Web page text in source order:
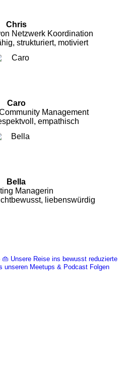
Chris
Netzwerk Koordination
strukturiert, motiviert
Caro
Management
empathisch
Bella
Managerin
liebenswürdig
👜 Unsere Reise ins bewusst reduzierte
unseren Meetups & Podcast Folgen